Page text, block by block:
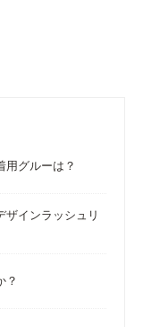
用グルーは？
ザインラッシュリ
？